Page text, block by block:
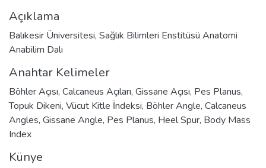
Açıklama
Balıkesir Üniversitesi, Sağlık Bilimleri Enstitüsü Anatomi
Anabilim Dalı
Anahtar Kelimeler
Böhler Açısı, Calcaneus Açıları, Gissane Açısı, Pes Planus,
Topuk Dikeni, Vücut Kitle İndeksi, Böhler Angle, Calcaneus
Angles, Gissane Angle, Pes Planus, Heel Spur, Body Mass
Index
Künye